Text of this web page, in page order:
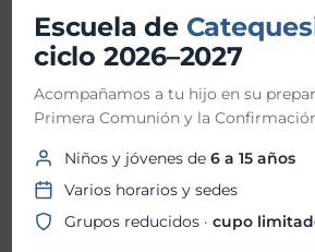
Noticas recientes
TrascienD Charla “Santos o Nada”
Vida Plena Charla Magnifica
Escuela de
ciclo 2026–2027
Acompañamos a tu hijo en su
Primera Comunión y la
Niños y jóvenes de6 a 15 años
Varios horarios y sedes
Grupos reducidos ·cupo